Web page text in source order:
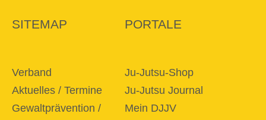
SITEMAP
Verband
Aktuelles / Termine
Gewaltprävention /
PORTALE
Ju-Jutsu-Shop
Ju-Jutsu Journal
Mein DJJV